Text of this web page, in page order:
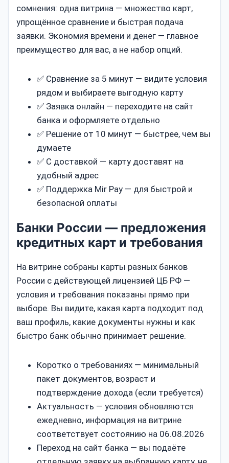
сомнения: одна витрина — множество карт,
упрощённое сравнение и быстрая подача
заявки. Экономия времени и денег — главное
преимущество для вас, а не набор опций.
✅ Сравнение за 5 минут — видите условия
рядом и выбираете выгодную карту
✅ Заявка онлайн — переходите на сайт
банка и оформляете отдельно
✅ Решение от 10 минут — быстрее, чем вы
думаете
✅ С доставкой — карту доставят на
удобный адрес
✅ Поддержка Mir Pay — для быстрой и
безопасной оплаты
Банки России — предложения
кредитных карт и требования
На витрине собраны карты разных банков
России с действующей лицензией ЦБ РФ —
условия и требования показаны прямо при
выборе. Вы видите, какая карта подходит под
ваш профиль, какие документы нужны и как
быстро банк обычно принимает решение.
Коротко о требованиях — минимальный
пакет документов, возраст и
подтверждение дохода (если требуется)
Актуальность — условия обновляются
ежедневно, информация на витрине
соответствует состоянию на 06.08.2026
Переход на сайт банка — вы подаёте